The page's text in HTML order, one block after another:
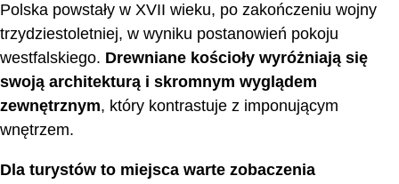
Polska powstały w XVII wieku, po zakończeniu wojny
trzydziestoletniej, w wyniku postanowień pokoju
westfalskiego. Drewniane kościoły wyróżniają się
swoją architekturą i skromnym wyglądem
zewnętrznym, który kontrastuje z imponującym
wnętrzem.
Dla turystów to miejsca warte zobaczenia